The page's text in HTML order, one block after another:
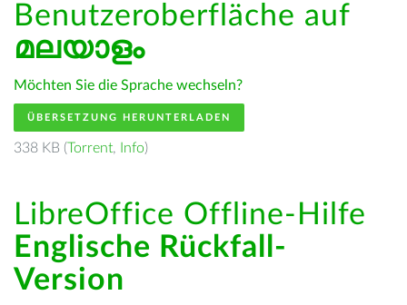
Benutzeroberfläche auf
മലയാളം
Möchten Sie die Sprache wechseln?
ÜBERSETZUNG HERUNTERLADEN
338 KB (Torrent, Info)
LibreOffice Offline-Hilfe
Englische Rückfall-
Version